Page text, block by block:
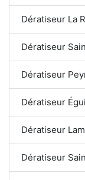
Dératiseur La
Dératiseur
Dératiseur
Dératiseur
Dératiseur
Dératiseur